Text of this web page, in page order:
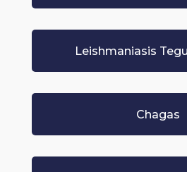
Leishmaniasis
Chagas